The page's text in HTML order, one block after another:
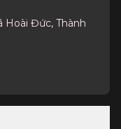
Hoài Đức, Thành